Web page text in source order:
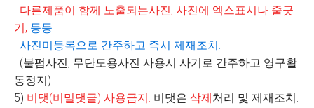
다른제품이 함께 노출되는사진, 사진에 엑스표시나 줄긋
기, 등등
사진미등록으로 간주하고 즉시 제재조치.
(불펌사진, 무단도용사진 사용시 사기로 간주하고 영구활
동정지)
5) 비댓(비밀댓글) 사용금지. 비댓은 삭제처리 및 제재조치.